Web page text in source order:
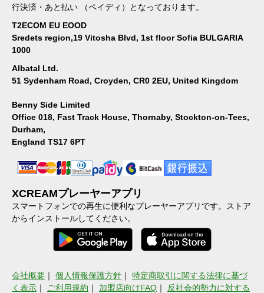
行決済・あと払い （ペイディ）となっております。
T2ECOM EU EOOD
Sredets region,19 Vitosha Blvd, 1st floor Sofia BULGARIA
1000
Albatal Ltd.
51 Sydenham Road, Croyden, CR0 2EU, United Kingdom
Benny Side Limited
Office 018, Fast Track House, Thornaby, Stockton-on-Tees,
Durham,
England TS17 6PT
XCREAMプレーヤーアプリ
スマートフォンでの再生に便利なプレーヤーアプリです。ストア
からインストールしてください。
会社概要 ｜ 個人情報保護方針 ｜ 特定商取引に関する法律に基づ
く表示 ｜ ご利用規約 ｜ 加盟店向けFAQ ｜ 反社会的勢力に対する